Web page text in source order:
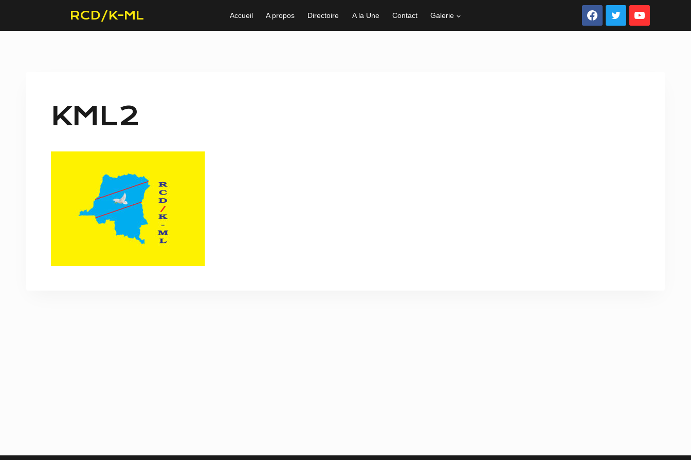
RCD/K-ML Accueil A propos Directoire A la Une Contact Galerie
KML2